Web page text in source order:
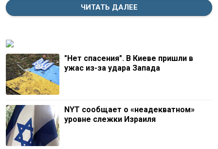
ЧИТАТЬ ДАЛЕЕ
"Нет спасения". В Киеве пришли в
ужас из-за удара Запада
NYT сообщает о «неадекватном»
уровне слежки Израиля